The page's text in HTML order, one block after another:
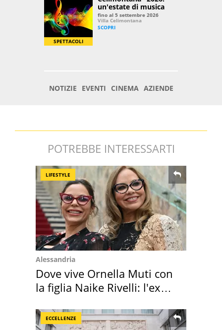
POTREBBE INTERESSARTI
LIFESTYLE
Alessandria
Dove vive Ornella Muti con
la figlia Naike Rivelli: l'ex
ECCELLENZE